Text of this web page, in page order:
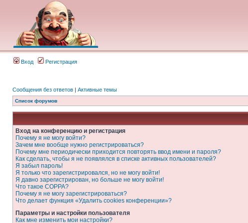
Вход Регистрация
Сообщения без ответов | Активные темы
Список форумов
Вход на конференцию и регистрация
Почему я не могу войти?
Зачем мне вообще нужно регистрироваться?
Почему мне периодически приходится повторять ввод имени и пароля?
Как сделать, чтобы я не появлялся в списке активных пользователей?
Я забыл пароль!
Я только что зарегистрировался, но не могу войти!
Я давно зарегистрирован, но больше не могу войти!
Что такое COPPA?
Почему я не могу зарегистрироваться?
Что делает функция «Удалить cookies конференции»?
Параметры и настройки пользователя
Как мне изменить мои настройки?